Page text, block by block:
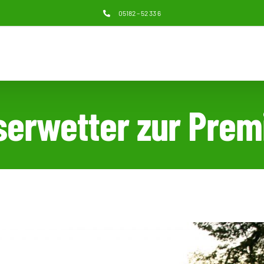
05182 – 52 33 6
zur